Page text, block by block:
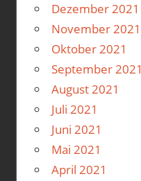
Dezember 2021
November 2021
Oktober 2021
September 2021
August 2021
Juli 2021
Juni 2021
Mai 2021
April 2021